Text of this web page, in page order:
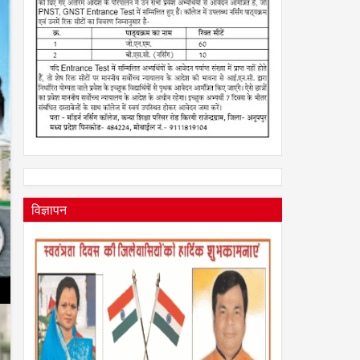
2026
विज्ञापन